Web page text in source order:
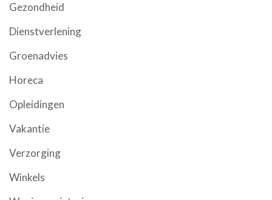
Gezondheid
Dienstverlening
Groenadvies
Horeca
Opleidingen
Vakantie
Verzorging
Winkels